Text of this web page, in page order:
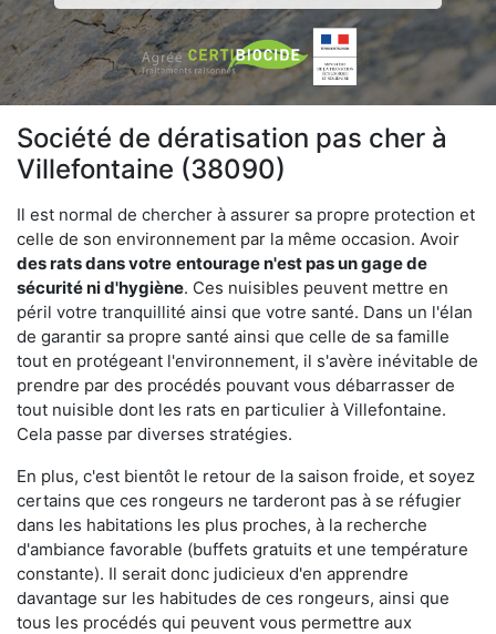
Société de dératisation pas cher à
Villefontaine (38090)
Il est normal de chercher à assurer sa propre protection et
celle de son environnement par la même occasion. Avoir
des rats dans votre entourage n'est pas un gage de
sécurité ni d'hygiène. Ces nuisibles peuvent mettre en
péril votre tranquillité ainsi que votre santé. Dans un l'élan
de garantir sa propre santé ainsi que celle de sa famille
tout en protégeant l'environnement, il s'avère inévitable de
prendre par des procédés pouvant vous débarrasser de
tout nuisible dont les rats en particulier à Villefontaine.
Cela passe par diverses stratégies.
En plus, c'est bientôt le retour de la saison froide, et soyez
certains que ces rongeurs ne tarderont pas à se réfugier
dans les habitations les plus proches, à la recherche
d'ambiance favorable (buffets gratuits et une température
constante). Il serait donc judicieux d'en apprendre
davantage sur les habitudes de ces rongeurs, ainsi que
tous les procédés qui peuvent vous permettre aux